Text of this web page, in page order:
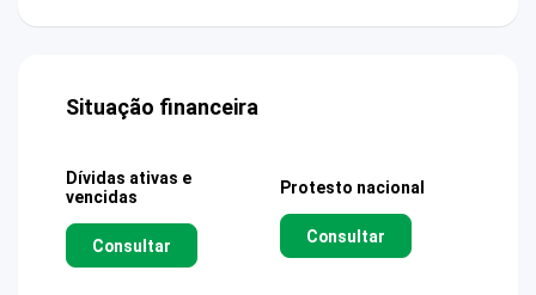
Situação financeira
Dívidas ativas e
vencidas
Consultar
Protesto nacional
Consultar